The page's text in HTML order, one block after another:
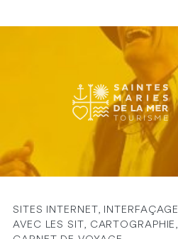
SITES INTERNET, INTERFAÇAGE
AVEC LES SIT, CARTOGRAPHIE,